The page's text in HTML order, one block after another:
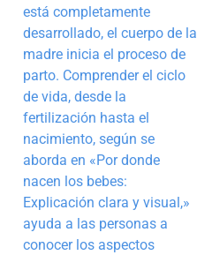
está completamente
desarrollado, el cuerpo de la
madre inicia el proceso de
parto. Comprender el ciclo
de vida, desde la
fertilización hasta el
nacimiento, según se
aborda en «Por donde
nacen los bebes:
Explicación clara y visual,»
ayuda a las personas a
conocer los aspectos